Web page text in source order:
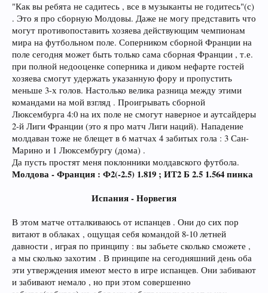
"Как вы ребята не садитесь , все в музыканты не годитесь"(с)
. Это я про сборную Молдовы. Даже не могу представить что
могут противопоставить хозяева действующим чемпионам
мира на футбольном поле. Соперником сборной Франции на
поле сегодня может быть только сама сборная Франции , т.е.
при полной недооценке соперника и диком нефарте гостей
хозяева смогут удержать указанную фору и пропустить
меньше 3-х голов. Настолько велика разница между этими
командами на мой взгляд . Проигрывать сборной
Люксембурга 4:0 на их поле не смогут наверное и аутсайдеры
2-й Лиги Франции (это я про матч Лиги наций). Нападение
молдаван тоже не блещет в 6 матчах 4 забитых гола : 3 Сан-
Марино и 1 Люксембургу (дома) .
Да пусть простят меня поклонники молдавского футбола.
Молдова - Франция : Ф2(-2.5) 1.819 ; ИТ2 Б 2.5 1.564 пинка
Испания - Норвегия
В этом матче отталкиваюсь от испанцев . Они до сих пор
витают в облаках , ощущая себя командой 8-10 летней
давности , играя по принципу : вы забьете сколько сможете ,
а мы сколько захотим . В принципе на сегодняшний день оба
эти утверждения имеют место в игре испанцев. Они забивают
и забивают немало , но при этом совершенно